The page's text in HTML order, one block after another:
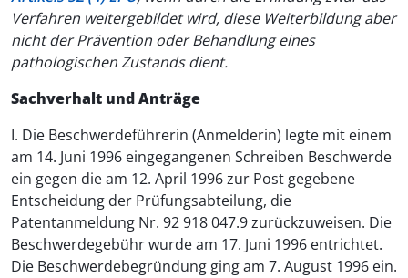
Verfahren weitergebildet wird, diese Weiterbildung aber
nicht der Prävention oder Behandlung eines
pathologischen Zustands dient.
Sachverhalt und Anträge
I. Die Beschwerdeführerin (Anmelderin) legte mit einem
am 14. Juni 1996 eingegangenen Schreiben Beschwerde
ein gegen die am 12. April 1996 zur Post gegebene
Entscheidung der Prüfungsabteilung, die
Patentanmeldung Nr. 92 918 047.9 zurückzuweisen. Die
Beschwerdegebühr wurde am 17. Juni 1996 entrichtet.
Die Beschwerdebegründung ging am 7. August 1996 ein.